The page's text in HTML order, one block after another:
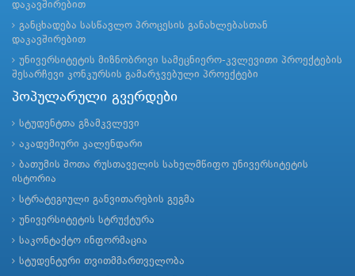
დაკავშირებით
განცხადება სასწავლო პროცესის განახლებასთან
დაკავშირებით
უნივერსიტეტის მიზნობრივი სამეცნიერო-კვლევითი პროექტების
შესარჩევი კონკურსის გამარჯვებული პროექტები
პოპულარული გვერდები
სტუდენტთა გზამკვლევი
აკადემიური კალენდარი
ბათუმის შოთა რუსთაველის სახელმწიფო უნივერსიტეტის
ისტორია
სტრატეგიული განვითარების გეგმა
უნივერსიტეტის სტრუქტურა
საკონტაქტო ინფორმაცია
სტუდენტური თვითმმართველობა